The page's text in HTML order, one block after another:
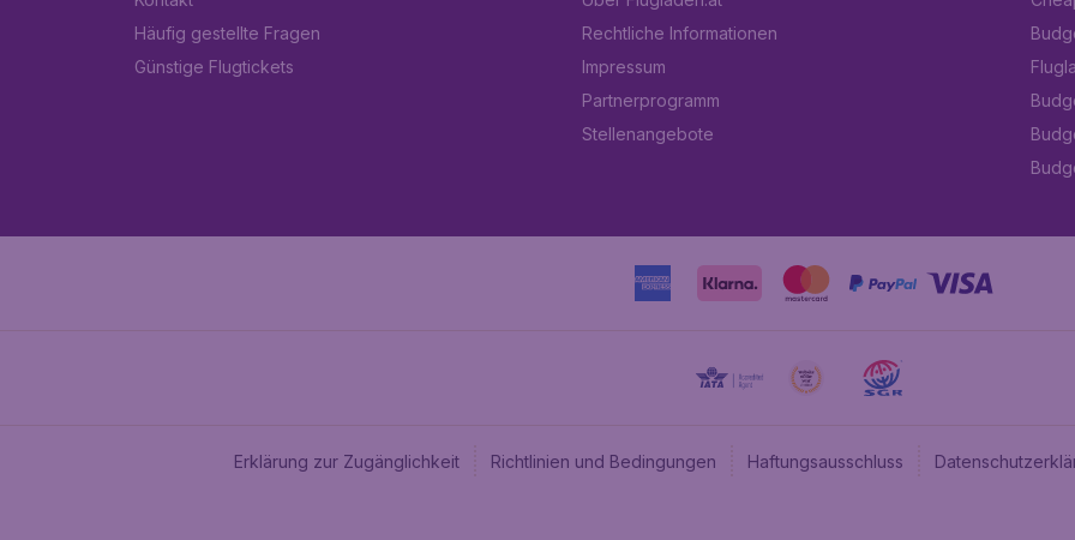
Häufig gestellte Fragen
Günstige Flugtickets
Rechtliche Informationen
Impressum
Partnerprogramm
Stellenangebote
Erklärung zur Zugänglichkeit Richtlinien und Bedingungen Haftungsausschluss